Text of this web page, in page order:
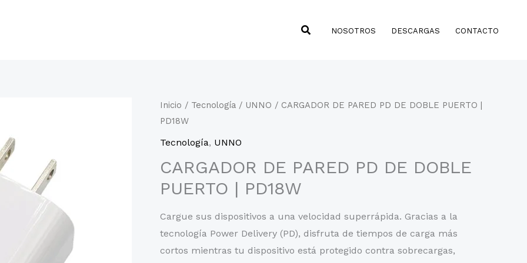
BuscarNOSOTROS DESCARGAS CONTACTO
Inicio / Tecnología / UNNO / CARGADOR DE PARED PD DE DOBLE PUERTO |
PD18W
Tecnología, UNNO
CARGADOR DE PARED PD DE DOBLE
PUERTO | PD18W
Cargue sus dispositivos a una velocidad superrápida. Gracias a la
tecnología Power Delivery (PD), disfruta de tiempos de carga más
cortos mientras tu dispositivo está protegido contra sobrecargas,